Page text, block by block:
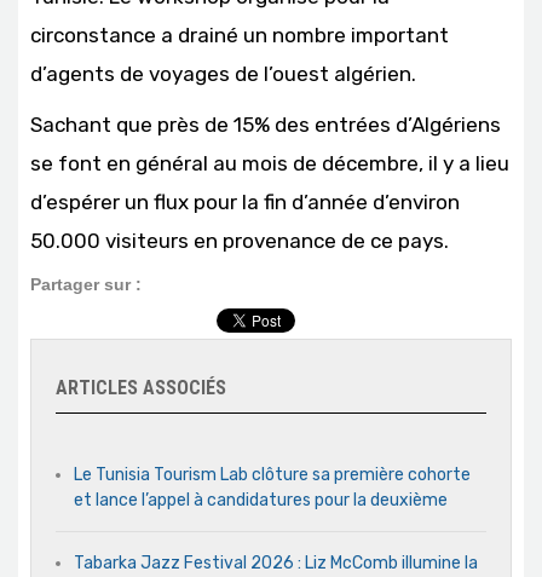
circonstance a drainé un nombre important
d’agents de voyages de l’ouest algérien.
Sachant que près de 15% des entrées d’Algériens
se font en général au mois de décembre, il y a lieu
d’espérer un flux pour la fin d’année d’environ
50.000 visiteurs en provenance de ce pays.
Partager sur :
ARTICLES ASSOCIÉS
Le Tunisia Tourism Lab clôture sa première cohorte
et lance l’appel à candidatures pour la deuxième
Tabarka Jazz Festival 2026 : Liz McComb illumine la